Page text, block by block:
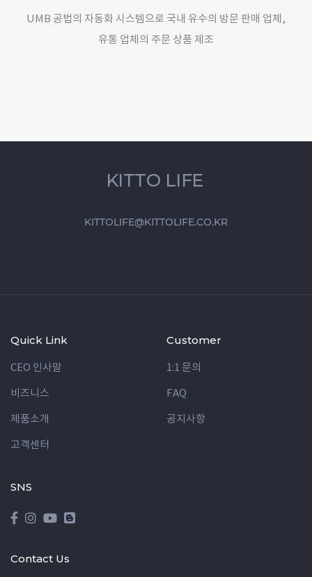
UMB 공법의 자동화 시스템으로 국내 유수의 방문 판매 업체,
유통 업체의 주문 상품 제조
KITTO LIFE
KITTOLIFE@KITTOLIFE.CO.KR
Quick Link
CEO 인사말
비즈니스
제품소개
고객센터
SNS
Customer
1:1 문의
FAQ
공지사항
Contact Us